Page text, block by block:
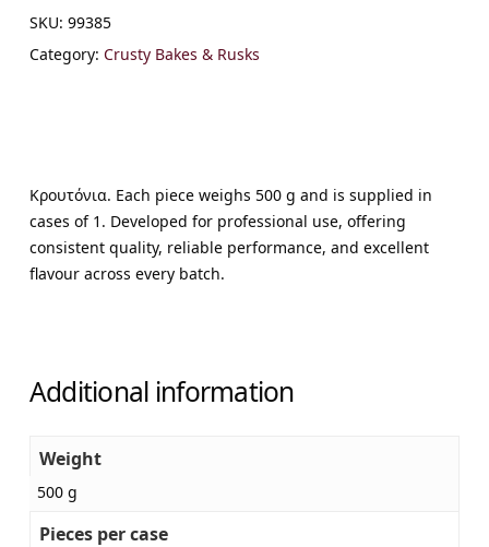
SKU: 99385
Category: Crusty Bakes & Rusks
Κρουτόνια. Each piece weighs 500 g and is supplied in
cases of 1. Developed for professional use, offering
consistent quality, reliable performance, and excellent
flavour across every batch.
Additional information
Weight
500 g
Pieces per case